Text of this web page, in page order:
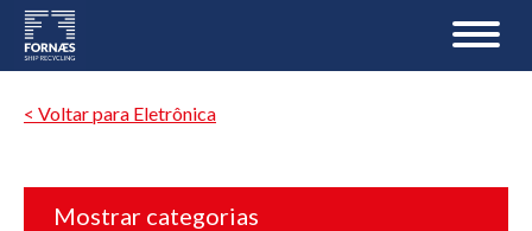
< Voltar para Eletrônica
Mostrar categorias